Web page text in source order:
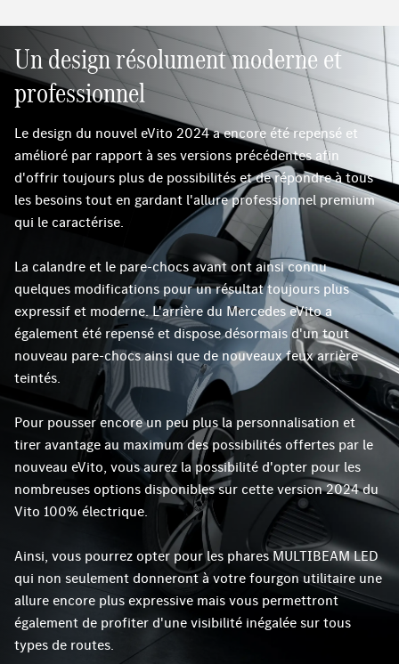
Un design résolument moderne et
professionnel
Le design du nouvel eVito 2024 a encore été repensé et
amélioré par rapport à ses versions précédentes afin
d'offrir toujours plus de possibilités et de répondre à tous
les besoins tout en gardant l'allure professionnel premium
qui le caractérise.
La calandre et le pare-chocs avant ont ainsi connu
quelques modifications pour un résultat toujours plus
expressif et moderne. L'arrière du Mercedes eVito a
également été repensé et dispose désormais d'un tout
nouveau pare-chocs ainsi que de nouveaux feux arrière
teintés.
Pour pousser encore un peu plus la personnalisation et
tirer avantage au maximum des possibilités offertes par le
nouveau eVito, vous aurez la possibilité d'opter pour les
nombreuses options disponibles sur cette version 2024 du
Vito 100% électrique.
Ainsi, vous pourrez opter pour les phares MULTIBEAM LED
qui non seulement donneront à votre fourgon utilitaire une
allure encore plus expressive mais vous permettront
également de profiter d'une visibilité inégalée sur tous
types de routes.